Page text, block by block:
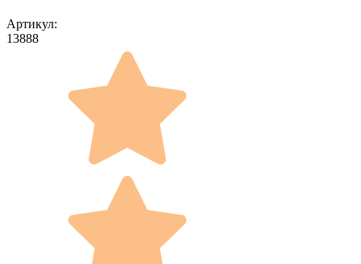
Артикул:
13888